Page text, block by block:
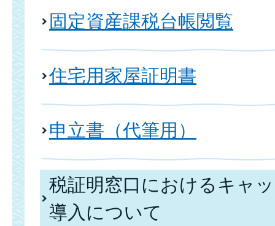
固定資産課税台帳閲覧
住宅用家屋証明書
申立書（代筆用）
税証明窓口におけるキャ
導入について